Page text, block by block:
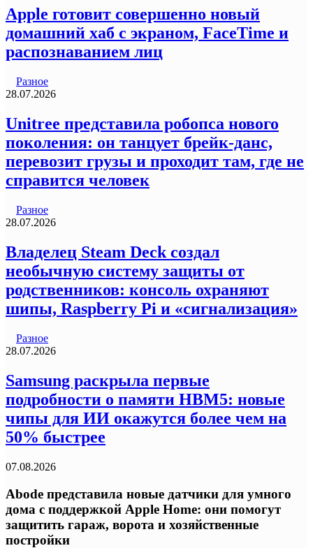
Apple готовит совершенно новый
домашний хаб с экраном, FaceTime и
распознаванием лиц
Разное
28.07.2026
Unitree представила робопса нового
поколения: он танцует брейк-данс,
перевозит грузы и проходит там, где не
справится человек
Разное
28.07.2026
Владелец Steam Deck создал
необычную систему защиты от
родственников: консоль охраняют
шипы, Raspberry Pi и «сигнализация»
Разное
28.07.2026
Samsung раскрыла первые
подробности о памяти HBM5: новые
чипы для ИИ окажутся более чем на
50% быстрее
07.08.2026
Abode представила новые датчики для умного
дома с поддержкой Apple Home: они помогут
защитить гараж, ворота и хозяйственные
постройки